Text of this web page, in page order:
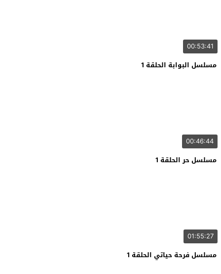
00:53:41
مسلسل البوابة الحلقة 1
00:46:44
مسلسل حر الحلقة 1
01:55:27
مسلسل فرحة حياتي الحلقة 1